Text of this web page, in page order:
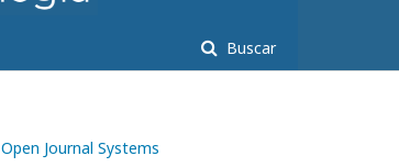
Buscar
Open Journal Systems